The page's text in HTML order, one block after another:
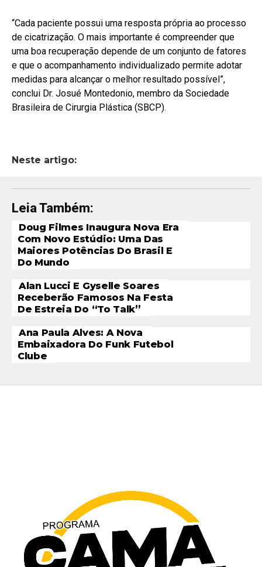
“Cada paciente possui uma resposta própria ao processo
de cicatrização. O mais importante é compreender que
uma boa recuperação depende de um conjunto de fatores
e que o acompanhamento individualizado permite adotar
medidas para alcançar o melhor resultado possível”,
conclui Dr. Josué Montedonio, membro da Sociedade
Brasileira de Cirurgia Plástica (SBCP).
Neste artigo:
Leia Também:
Doug Filmes Inaugura Nova Era
Com Novo Estúdio: Uma Das
Maiores Potências Do Brasil E
Do Mundo
Alan Lucci E Gyselle Soares
Receberão Famosos Na Festa
De Estreia Do “To Talk”
Ana Paula Alves: A Nova
Embaixadora Do Funk Futebol
Clube